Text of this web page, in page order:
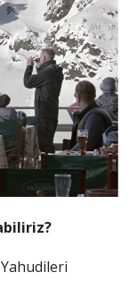
Yahudileri